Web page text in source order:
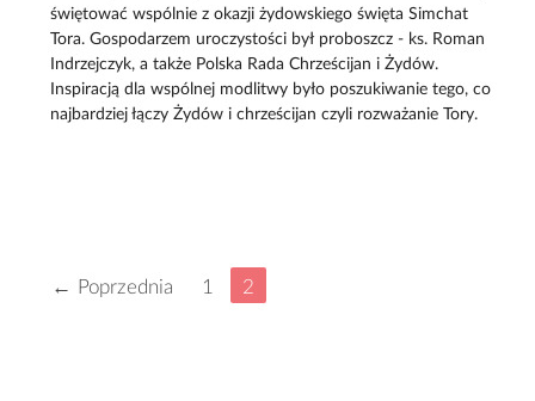
świętować wspólnie z okazji żydowskiego święta Simchat
Tora. Gospodarzem uroczystości był proboszcz - ks. Roman
Indrzejczyk, a także Polska Rada Chrześcijan i Żydów.
Inspiracją dla wspólnej modlitwy było poszukiwanie tego, co
najbardziej łączy Żydów i chrześcijan czyli rozważanie Tory.
← Poprzednia 1 2